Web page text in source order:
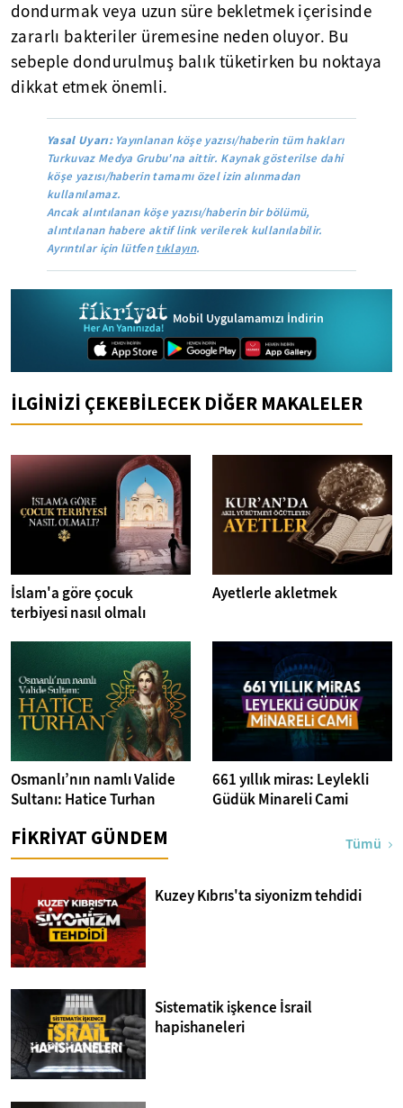
dondurmak veya uzun süre bekletmek içerisinde
zararlı bakteriler üremesine neden oluyor. Bu
sebeple dondurulmuş balık tüketirken bu noktaya
dikkat etmek önemli.
Yasal Uyarı:Yayınlanan köşe yazısı/haberin tüm hakları
Turkuvaz Medya Grubu'na aittir. Kaynak gösterilse dahi
köşe yazısı/haberin tamamı özel izin alınmadan
kullanılamaz.
Ancak alıntılanan köşe yazısı/haberin bir bölümü,
alıntılanan habere aktif link verilerek kullanılabilir.
Ayrıntılar için lütfentıklayın.
Mobil Uygulamamızı İndirin
İLGİNİZİ ÇEKEBİLECEK DİĞER MAKALELER
İslam'a göre çocuk
terbiyesi nasıl olmalı
Ayetlerle akletmek
Osmanlı’nın namlı Valide
Sultanı: Hatice Turhan
661 yıllık miras: Leylekli
Güdük Minareli Cami
FİKRİYAT GÜNDEM Tümü
Kuzey Kıbrıs'ta siyonizm tehdidi
Sistematik işkence İsrail
hapishaneleri